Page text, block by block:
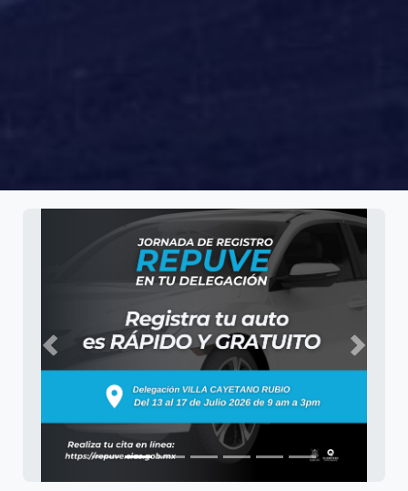
Anterior